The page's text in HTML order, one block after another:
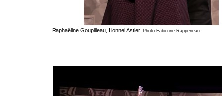
Raphaëline Goupilleau, Lionnel Astier. Photo Fabienne Rappeneau.